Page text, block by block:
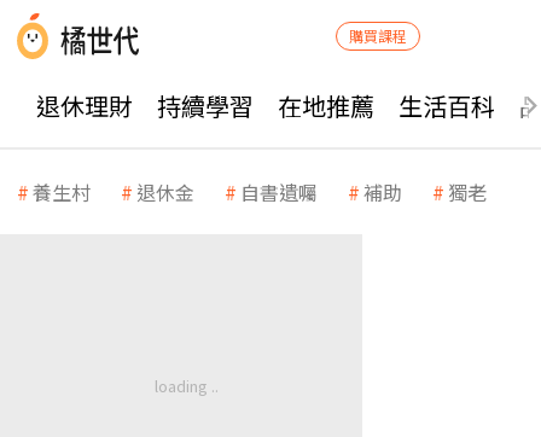
購買課程
退休理財 持續學習 在地推薦 生活百科
養生村 退休金 自書遺囑 補助 獨老